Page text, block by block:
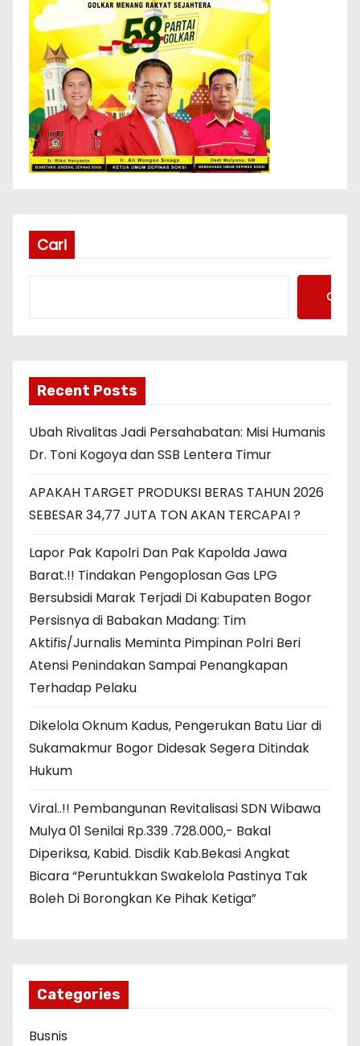
Cari
Cari
Recent Posts
Ubah Rivalitas Jadi Persahabatan: Misi Humanis
Dr. Toni Kogoya dan SSB Lentera Timur
APAKAH TARGET PRODUKSI BERAS TAHUN 2026
SEBESAR 34,77 JUTA TON AKAN TERCAPAI ?
Lapor Pak Kapolri Dan Pak Kapolda Jawa
Barat.!! Tindakan Pengoplosan Gas LPG
Bersubsidi Marak Terjadi Di Kabupaten Bogor
Persisnya di Babakan Madang: Tim
Aktifis/Jurnalis Meminta Pimpinan Polri Beri
Atensi Penindakan Sampai Penangkapan
Terhadap Pelaku
Dikelola Oknum Kadus, Pengerukan Batu Liar di
Sukamakmur Bogor Didesak Segera Ditindak
Hukum
Viral..!! Pembangunan Revitalisasi SDN Wibawa
Mulya 01 Senilai Rp.339 .728.000,- Bakal
Diperiksa, Kabid. Disdik Kab.Bekasi Angkat
Bicara “Peruntukkan Swakelola Pastinya Tak
Boleh Di Borongkan Ke Pihak Ketiga”
Categories
Busnis